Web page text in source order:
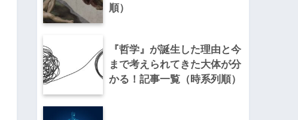
順）
『哲学』が誕生した理由と今
まで考えられてきた大体が分
かる！記事一覧（時系列順）